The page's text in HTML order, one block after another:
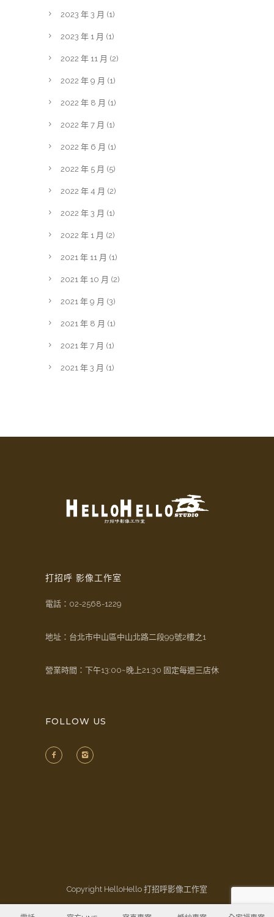
2023 年 3 月 (1)
2023 年 1 月 (1)
2022 年 11 月 (2)
2022 年 9 月 (1)
2022 年 8 月 (1)
2022 年 7 月 (1)
2022 年 6 月 (1)
2022 年 5 月 (5)
2022 年 4 月 (2)
2022 年 3 月 (1)
2022 年 1 月 (2)
2021 年 11 月 (1)
2021 年 10 月 (2)
2021 年 9 月 (3)
2021 年 8 月 (1)
2021 年 7 月 (1)
2021 年 3 月 (1)
打招呼 影像工作室
電話： 02-2568-1229
地址：台北市中山區中山北路二段99號2樓之1
營業時間：下午13:00~晚上21:30 固定每週三店休
FOLLOW US
Copyright HelloHello 打招呼影像工作室